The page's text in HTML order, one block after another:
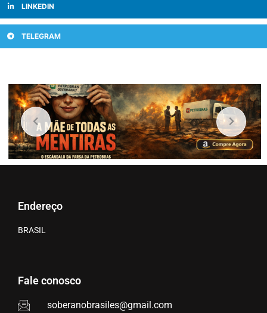
LINKEDIN
TELEGRAM
Endereço
BRASIL
Fale conosco
soberanobrasiles@gmail.com